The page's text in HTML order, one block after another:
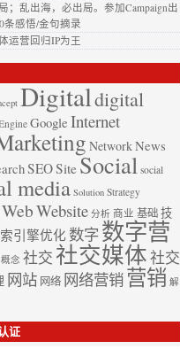
；乱出海，必出局。参加Campaign出
条感悟/金句摘录
运营回归IP为王
Digitaldigital
Google Internet
NetworkNews
SEOSiteSocial social
media Solution Strategy
WebWebsite 分析 商业 基础技
引擎优化 数字数字营
概念 社交 社交媒体社交
网站 网络 网络营销营销 解
证